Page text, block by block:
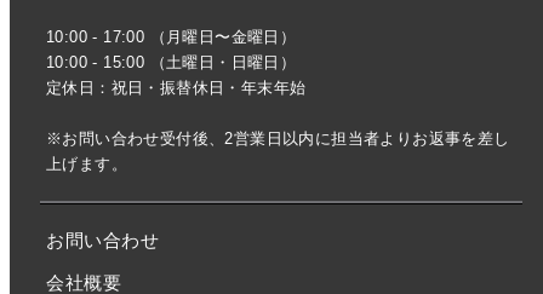
10:00 - 17:00 （月曜日〜金曜日）
10:00 - 15:00 （土曜日・日曜日）
定休日：祝日・振替休日・年末年始
※お問い合わせ受付後、2営業日以内に担当者よりお返事を差し
上げます。
お問い合わせ
会社概要